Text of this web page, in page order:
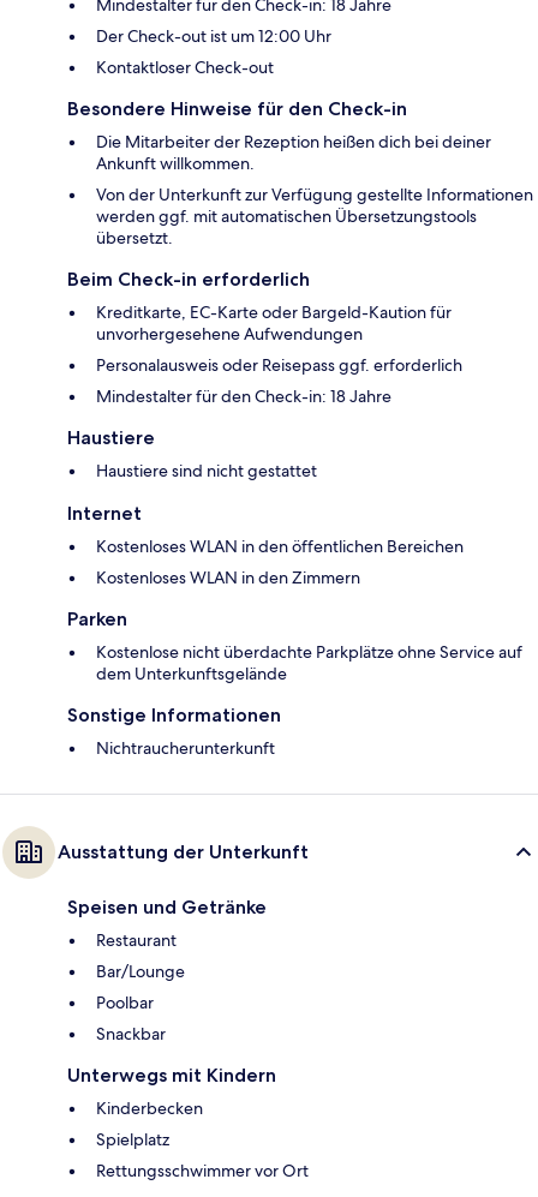
Mindestalter für den Check-in: 18 Jahre
Der Check-out ist um 12:00 Uhr
Kontaktloser Check-out
Besondere Hinweise für den Check-in
Die Mitarbeiter der Rezeption heißen dich bei deiner
Ankunft willkommen.
Von der Unterkunft zur Verfügung gestellte Informationen
werden ggf. mit automatischen Übersetzungstools
übersetzt.
Beim Check-in erforderlich
Kreditkarte, EC-Karte oder Bargeld-Kaution für
unvorhergesehene Aufwendungen
Personalausweis oder Reisepass ggf. erforderlich
Mindestalter für den Check-in: 18 Jahre
Haustiere
Haustiere sind nicht gestattet
Internet
Kostenloses WLAN in den öffentlichen Bereichen
Kostenloses WLAN in den Zimmern
Parken
Kostenlose nicht überdachte Parkplätze ohne Service auf
dem Unterkunftsgelände
Sonstige Informationen
Nichtraucherunterkunft
Ausstattung der Unterkunft
Speisen und Getränke
Restaurant
Bar/Lounge
Poolbar
Snackbar
Unterwegs mit Kindern
Kinderbecken
Spielplatz
Rettungsschwimmer vor Ort